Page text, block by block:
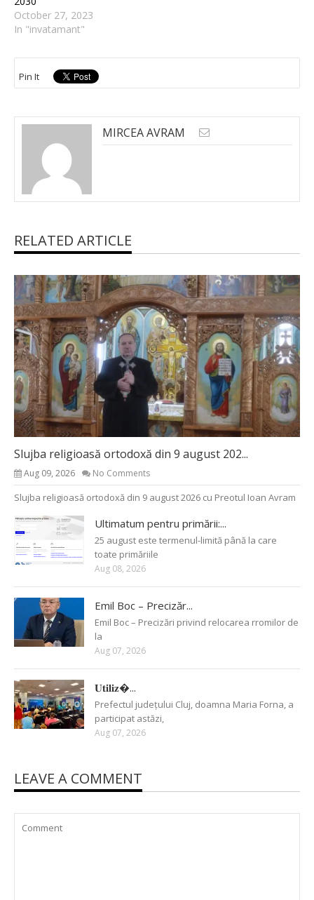
October 27, 2023
In "invatamant"
Pin It
MIRCEA AVRAM
RELATED ARTICLE
Slujba religioasă ortodoxă din 9 august 202...
Aug 09, 2026 No Comments
Slujba religioasă ortodoxă din 9 august 2026 cu Preotul Ioan Avram
Ultimatum pentru primării:...
25 august este termenul-limită până la care
toate primăriile
Aug 08, 2026
Emil Boc – Precizăr...
Emil Boc – Precizări privind relocarea rromilor de
la
Aug 07, 2026
𝐔𝐭𝐢𝐥𝐢𝐳�...
Prefectul județului Cluj, doamna Maria Forna, a
participat astăzi,
Aug 07, 2026
LEAVE A COMMENT